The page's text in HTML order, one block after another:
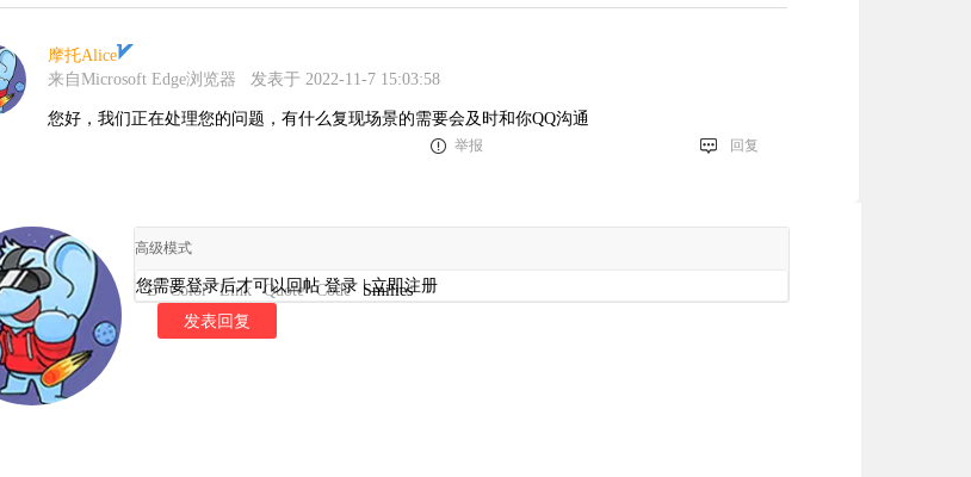
摩托Alice
来自Microsoft Edge浏览器
发表于 2022-11-7 15:03:58
您好，我们正在处理您的问题，有什么复现场景的需要会及时和你QQ沟通
回复
举报
高级模式
B Color Link Quote Code Smilies
您需要登录后才可以回帖登录 |立即注册
发表回复